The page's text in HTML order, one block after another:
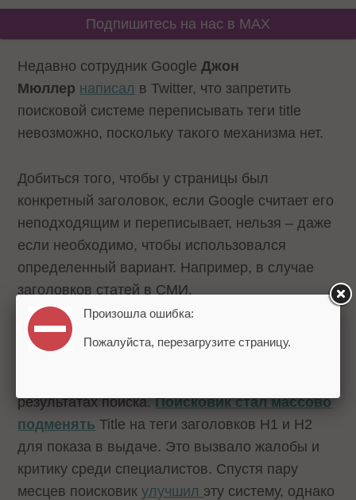
Подпишитесь на нас в MAX
Недавно сотрудник GoogleДжон
Мюллер написал в Twitter, что запретить
поисковой системе переписывать теги title
невозможно, поскольку такого механизма нет.
Добиться того, чтобы у страницы был
конкретный заголовок, если Google считает его
неподходящим и переписывает, нельзя – даже
если необходимо, чтобы использовался
определенный вариант. Например, в случае
заголовков статей в СМИ.
Напомним, в августе прошлого года года
результатах поиска.Поисковик стал массово
подменять Title на теги заголовков H1 и H2
для показа в выдаче. Это вызвало жалобы и
критику среди специалистов. Спустя пару
месцев поисковикулучшил эту систему, однако
Произошла ошибка:
Пожалуйста, перезагрузите страницу.